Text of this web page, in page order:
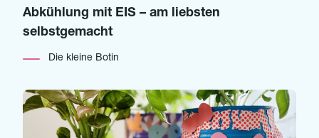
Abkühlung mit EIS – am liebsten
selbstgemacht
Die kleine Botin